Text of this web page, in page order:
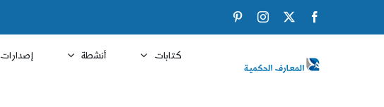
Facebook
X
Instagram
كتابات أنشطة إصدارات